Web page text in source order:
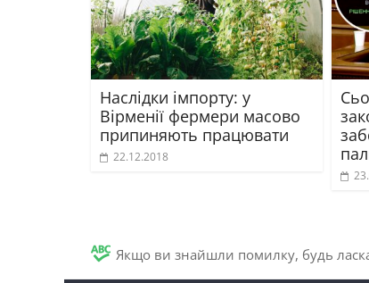
Наслідки імпорту: у
Вірменії фермери масово
припиняють працювати
22.12.2018
Якщо ви знайшли помилку, будь